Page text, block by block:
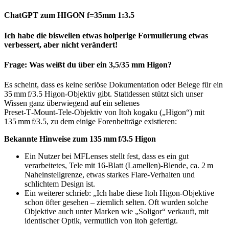
ChatGPT zum HIGON f=35mm 1:3.5
Ich habe die bisweilen etwas holperige Formulierung etwas
verbessert, aber nicht verändert!
Frage: Was weißt du über ein 3,5/35 mm Higon?
Es scheint, dass es keine seriöse Dokumentation oder Belege für ein
35 mm f/3.5 Higon‑Objektiv gibt. Stattdessen stützt sich unser
Wissen ganz überwiegend auf ein seltenes
Preset‑T‑Mount‑Tele‑Objektiv von Itoh kogaku („Higon“) mit
135 mm f/3.5, zu dem einige Forenbeiträge existieren:
Bekannte Hinweise zum 135 mm f/3.5 Higon
Ein Nutzer bei MFLenses stellt fest, dass es ein gut
verarbeitetes, Tele mit 16‑Blatt (Lamellen)‑Blende, ca. 2 m
Naheinstellgrenze, etwas starkes Flare-Verhalten und
schlichtem Design ist.
Ein weiterer schrieb: „Ich habe diese Itoh Higon-Objektive
schon öfter gesehen – ziemlich selten. Oft wurden solche
Objektive auch unter Marken wie „Soligor“ verkauft, mit
identischer Optik, vermutlich von Itoh gefertigt.